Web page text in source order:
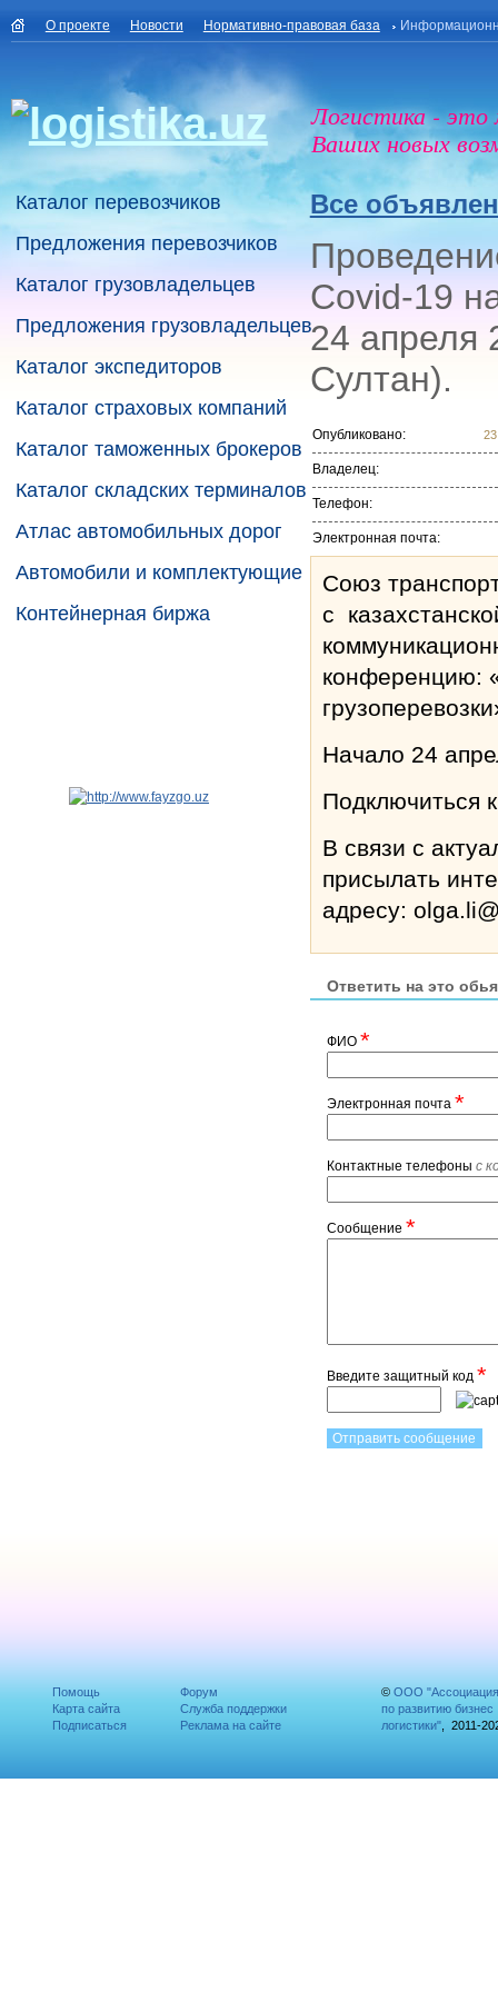
О проекте Новости Нормативно-правовая база
Логистика - это
Ваших новых
Каталог перевозчиков
Предложения перевозчиков
Каталог грузовладельцев
Предложения грузовладельцев
Каталог экспедиторов
Каталог страховых компаний
Каталог таможенных брокеров
Каталог складских терминалов
Атлас автомобильных дорог
Автомобили и комплектующие
Контейнерная биржа
Все
Covid-19
24 апреля
Султан).
Опубликовано:
Владелец:
Телефон:
Электронная почта:
Союз
с
конференцию:
Начало 24
Подключиться
В связи с
присылать
адресу:
Ответить на это
ФИО *
Электронная почта *
Контактные телефоны с
Сообщение *
Введите защитный код *
Помощь
Карта сайта
Подписаться
Форум
Служба поддержки
Реклама на сайте
© ООО "Ассоциация
по развитию бизнес
логистики", 2011-